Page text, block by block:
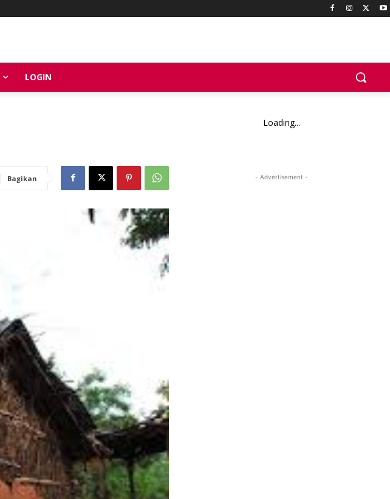
LOGIN
Bagikan
Loading...
- Advertisement -